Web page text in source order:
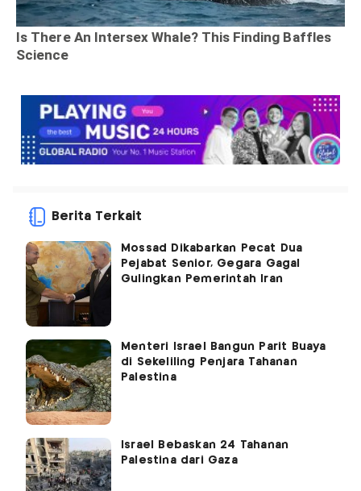
Berita Terkait
Mossad Dikabarkan Pecat Dua
Pejabat Senior, Gegara Gagal
Gulingkan Pemerintah Iran
Menteri Israel Bangun Parit Buaya
di Sekeliling Penjara Tahanan
Palestina
Israel Bebaskan 24 Tahanan
Palestina dari Gaza